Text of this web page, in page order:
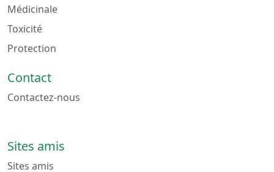
Médicinale
Toxicité
Protection
Contact
Contactez-nous
Sites amis
Sites amis